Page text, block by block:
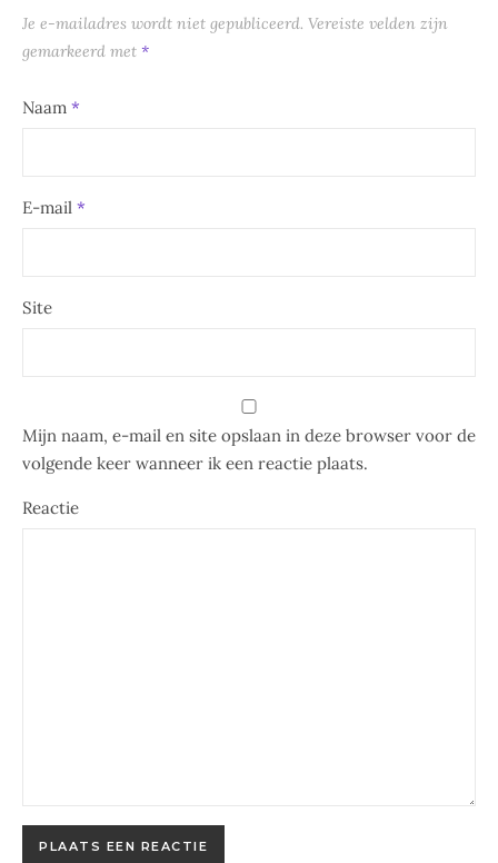
Je e-mailadres wordt niet gepubliceerd. Vereiste velden zijn
gemarkeerd met *
Naam *
E-mail *
Site
Mijn naam, e-mail en site opslaan in deze browser voor de
volgende keer wanneer ik een reactie plaats.
Reactie